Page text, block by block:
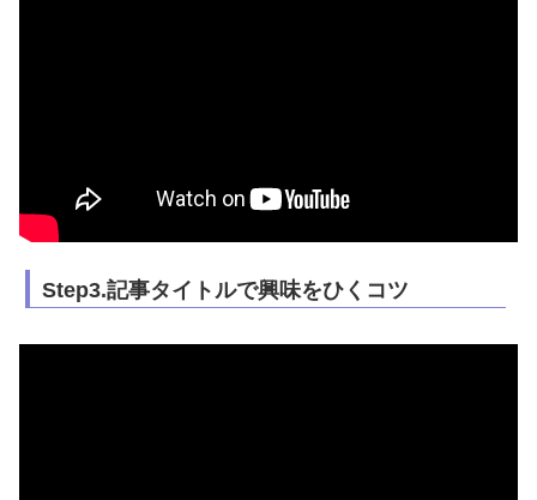
Step3.記事タイトルで興味をひくコツ